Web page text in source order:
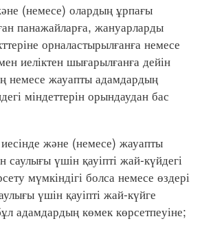
(немесе) олардың ұрпағы
панажайларға, жануарларды
орналастырылғанға немесе
иеліктен шығарылғанға дейін
немесе жауапты адамдардың
міндеттерін орындаудан бас
және (немесе) жауапты
саулығы үшін қауіпті жай-күйдегі
мүмкіндігі болса немесе өздері
үшін қауіпті жай-күйге
адамдардың көмек көрсетпеуіне;